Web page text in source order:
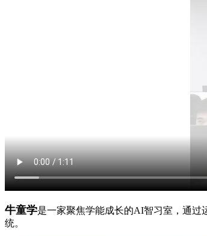
牛童学是一家聚焦学能成长的AI智习室，通过
统。